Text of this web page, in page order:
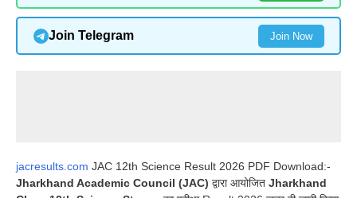
Join Telegram Join Now
jacresults.com JAC 12th Science Result 2026 PDF Download:-
Jharkhand Academic Council (JAC) द्वारा आयोजित Jharkhand